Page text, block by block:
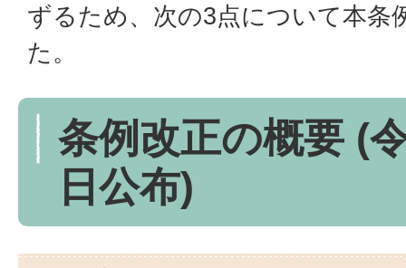
ずるため、次の3点について本条
た。
条例改正の概要 (
日公布)